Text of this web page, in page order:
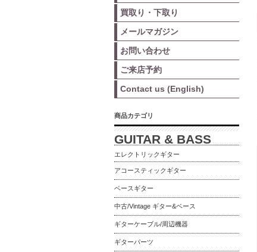
買取り・下取り
メールマガジン
お問い合わせ
ご来店予約
Contact us (English)
商品カテゴリ
GUITAR & BASS
エレクトリックギター
アコースティックギター
ベースギター
中古/Vintage ギター&ベース
ギターケーブル/周辺機器
ギターパーツ